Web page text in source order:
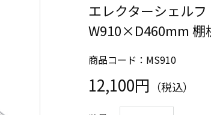
エレクターシェル
W910×D460mm 棚
商品コード：MS910
12,100円 （税込）